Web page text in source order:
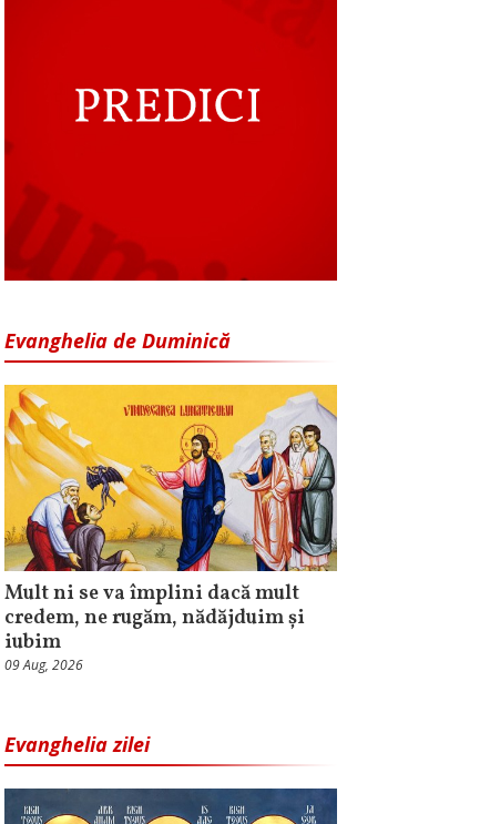
Evanghelia de Duminică
Mult ni se va împlini dacă mult
credem, ne rugăm, nădăjduim și
iubim
09 Aug, 2026
Evanghelia zilei